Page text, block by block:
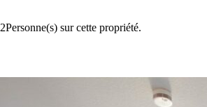
2Personne(s) sur cette propriété.